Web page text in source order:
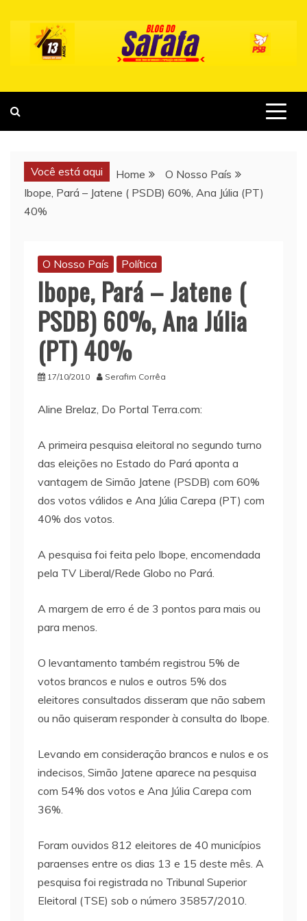
content
Você está aqui Home
O Nosso País
Ibope, Pará – Jatene ( PSDB) 60%, Ana Júlia (PT)
40%
O Nosso País Política
Ibope, Pará – Jatene (
PSDB) 60%, Ana Júlia
(PT) 40%
17/10/2010 Serafim Corrêa
Aline Brelaz, Do Portal Terra.com:
A primeira pesquisa eleitoral no segundo turno
das eleições no Estado do Pará aponta a
vantagem de Simão Jatene (PSDB) com 60%
dos votos válidos e Ana Júlia Carepa (PT) com
40% dos votos.
A pesquisa foi feita pelo Ibope, encomendada
pela TV Liberal/Rede Globo no Pará.
A margem de erro é de 3 pontos para mais ou
para menos.
O levantamento também registrou 5% de
votos brancos e nulos e outros 5% dos
eleitores consultados disseram que não sabem
ou não quiseram responder à consulta do Ibope.
Levando em consideração brancos e nulos e os
indecisos, Simão Jatene aparece na pesquisa
com 54% dos votos e Ana Júlia Carepa com
36%.
Foram ouvidos 812 eleitores de 40 municípios
paraenses entre os dias 13 e 15 deste mês. A
pesquisa foi registrada no Tribunal Superior
Eleitoral (TSE) sob o número 35857/2010.